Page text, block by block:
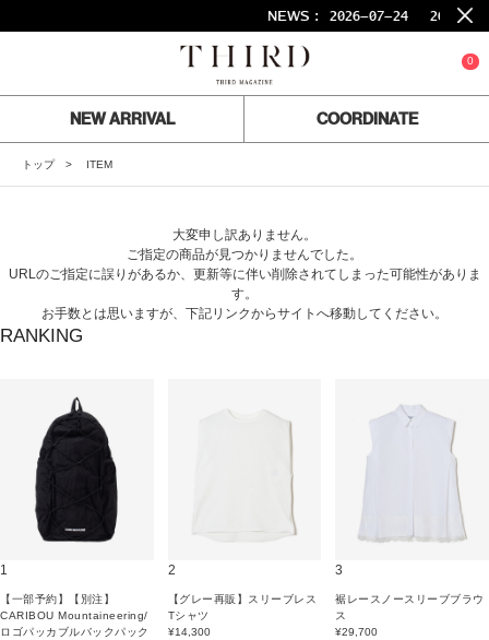
NEWS : 2026-07-24 26SS
0
NEW ARRIVAL COORDINATE
トップ ITEM
大変申し訳ありません。
ご指定の商品が見つかりませんでした。
URLのご指定に誤りがあるか、更新等に伴い削除されてしまった可能性がありま
す。
お手数とは思いますが、下記リンクからサイトへ移動してください。
RANKING
1
【一部予約】【別注】
CARIBOU Mountaineering/
ロゴパッカブルバックパック
2
【グレー再販】スリーブレス
Tシャツ
¥14,300
3
裾レースノースリーブブラウ
ス
¥29,700